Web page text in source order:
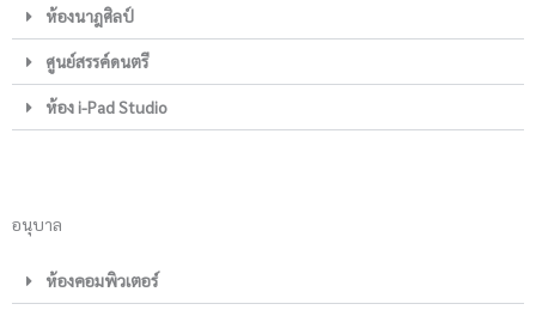
ห้องนาฎศิลป์
ศูนย์สรรค์ดนตรี
ห้อง i-Pad Studio
อนุบาล
ห้องคอมพิวเตอร์